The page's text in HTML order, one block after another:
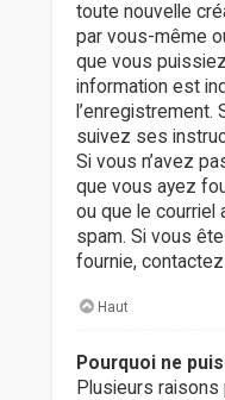
toute nouvelle
par vous-même
que vous
information est
l’enregistrement.
suivez ses
Si vous n’avez
que vous ayez
ou que le courriel
spam. Si vous
fournie,
Haut
Pourquoi ne
Plusieurs raisons